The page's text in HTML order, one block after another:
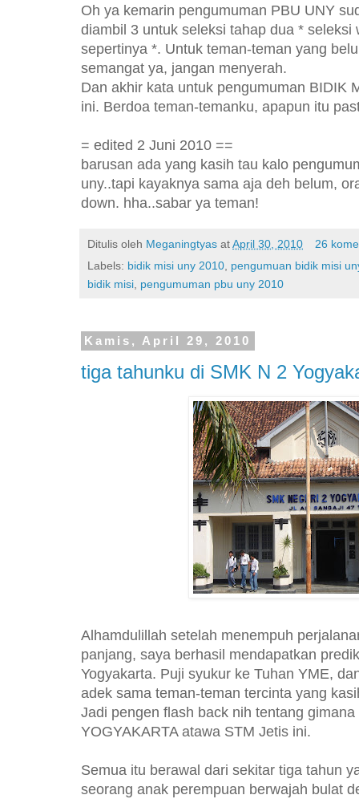
Oh ya kemarin pengumuman PBU UNY
diambil 3 untuk seleksi tahap dua * seleksi
sepertinya *. Untuk teman-teman yang
semangat ya, jangan menyerah.
Dan akhir kata untuk pengumuman BIDIK
ini. Berdoa teman-temanku, apapun itu
= edited 2 Juni 2010 ==
barusan ada yang kasih tau kalo
uny..tapi kayaknya sama aja deh belum,
down. hha..sabar ya teman!
Ditulis oleh Meganingtyas atApril 30, 2010
26
Labels: bidik misi uny 2010 pengumuan bidik misi
bidik misi pengumuman pbu uny 2010
Kamis, April 29, 2010
tiga tahunku di SMK N 2
Alhamdulillah setelah menempuh
panjang, saya berhasil mendapatkan
Yogyakarta. Puji syukur ke Tuhan YME,
adek sama teman-teman tercinta yang
Jadi pengen flash back nih tentang
YOGYAKARTA atawa STM Jetis ini.
Semua itu berawal dari sekitar tiga tahun
seorang anak perempuan berwajah bulat